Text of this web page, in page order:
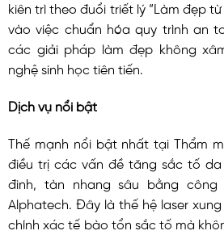
kiên trì theo đuổi triết lý “Làm đẹp
vào việc chuẩn hóa quy trình an
các giải pháp làm đẹp không
nghệ sinh học tiên tiến.
Dịch vụ nổi bật
Thế mạnh nổi bật nhất tại Thẩm
điều trị các vấn đề tăng sắc tố da
đinh, tàn nhang sâu bằng công
Alphatech. Đây là thế hệ laser
chính xác tế bào tổn sắc tố mà